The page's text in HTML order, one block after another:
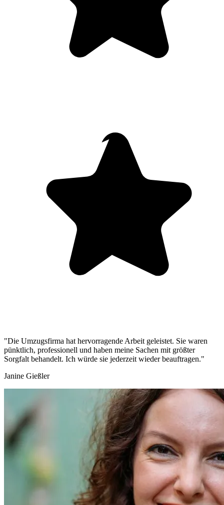
"Die Umzugsfirma hat hervorragende Arbeit geleistet. Sie waren
pünktlich, professionell und haben meine Sachen mit größter
Sorgfalt behandelt. Ich würde sie jederzeit wieder beauftragen."
Janine Gießler